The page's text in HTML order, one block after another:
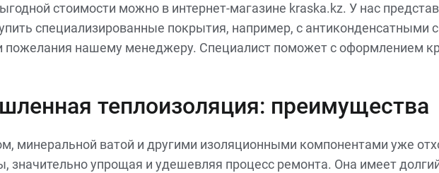
стоимости можно в интернет-магазине kraska.kz. У нас
специализированные покрытия, например, с антиконденсатными
пожелания нашему менеджеру. Специалист поможет с оформлением
теплоизоляция: преимущества
минеральной ватой и другими изоляционными компонентами уже
значительно упрощая и удешевляя процесс ремонта. Она имеет